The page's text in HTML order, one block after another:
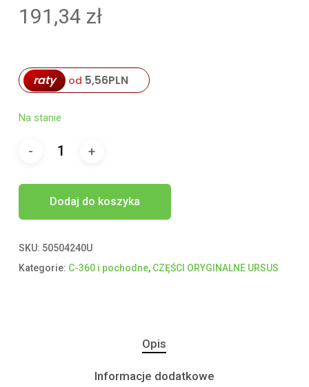
191,34 zł
raty od 5,56PLN
Na stanie
Dodaj do koszyka
SKU: 50504240U
Kategorie: C-360 i pochodne, CZĘŚCI ORYGINALNE URSUS
Opis
Informacje dodatkowe